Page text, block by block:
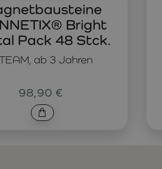
ab 3 Jahren
Bright
Pack 48 Stck.
98,90 €